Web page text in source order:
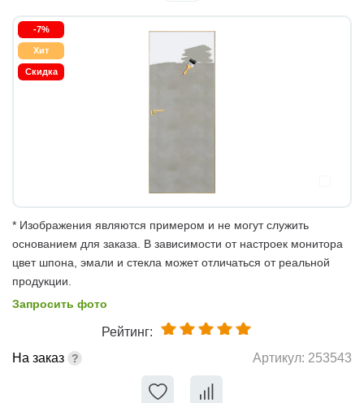
-7%
Хит
Скидка
* Изображения являются примером и не могут служить
основанием для заказа. В зависимости от настроек монитора
цвет шпона, эмали и стекла может отличаться от реальной
продукции.
Запросить фото
Рейтинг:
На заказ
Артикул: 253543